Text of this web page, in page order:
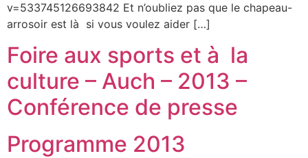
v=533745126693842 Et n’oubliez pas que le chapeau-
arrosoir est là si vous voulez aider […]
Foire aux sports et à la
culture – Auch – 2013 –
Conférence de presse
Programme 2013